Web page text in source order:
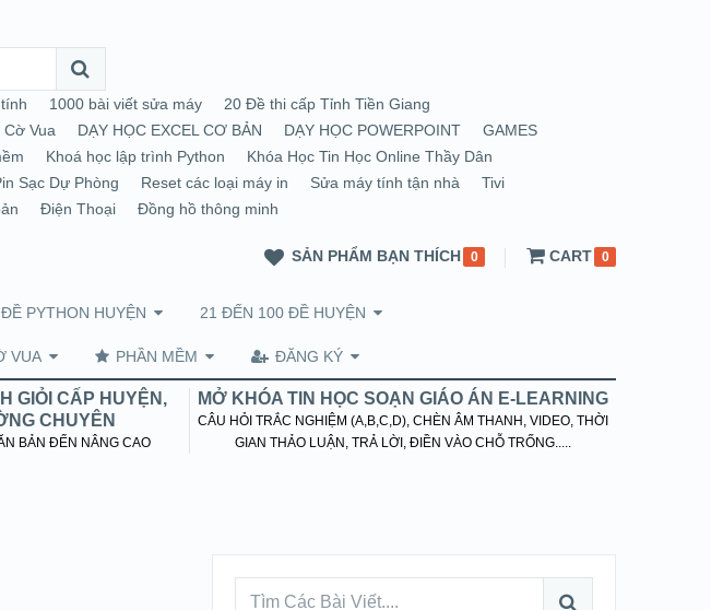
1000 bài viết sửa máy
20 Đề thi cấp Tỉnh Tiền Giang
Cờ Vua DẠY HỌC EXCEL CƠ BẢN DẠY HỌC POWERPOINT
GAMES
Khoá học lập trình Python
Khóa Học Tin Học Online Thầy Dân
Sạc Dự Phòng Reset các loại máy in Sửa máy tính tận nhà
Tivi
Điện Thoại Đồng hồ thông minh
SẢN PHẨM BẠN THÍCH 0 CART 0
PYTHON HUYỆN 21 ĐẾN 100 ĐỀ HUYỆN
VUA PHẦN MỀM ĐĂNG KÝ
GIỎI CẤP HUYỆN,
CHUYÊN
BẢN ĐẾN NÂNG CAO
MỞ KHÓA TIN HỌC SOẠN GIÁO ÁN E-LEARNING
CÂU HỎI TRẮC NGHIỆM (A,B,C,D), CHÈN ÂM THANH, VIDEO, THỜI
GIAN THẢO LUẬN, TRẢ LỜI, ĐIỀN VÀO CHỖ TRỐNG.....